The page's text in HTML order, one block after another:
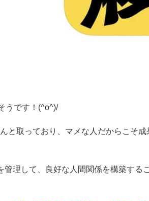
うです！(^o^)/
と取っており、マメな人だからこそ成
理して、良好な人間関係を構築する